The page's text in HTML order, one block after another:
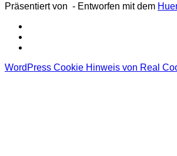
Präsentiert von - Entworfen mit dem
WordPress Cookie Hinweis von Real